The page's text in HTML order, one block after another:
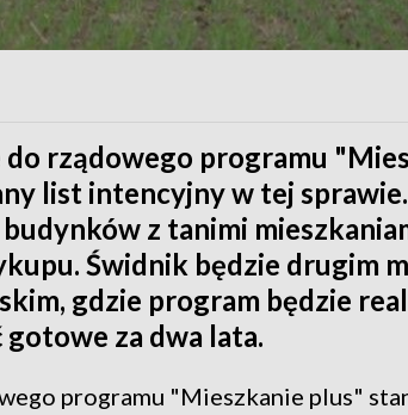
rządowego programu
list intencyjny w tej
budynków z tanimi
Świdnik będzie drugim
gdzie program będzie
za dwa lata.
programu "Mieszkanie plus"